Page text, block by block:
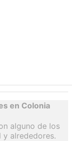
en Colonia
alguno de los
y alrededores.